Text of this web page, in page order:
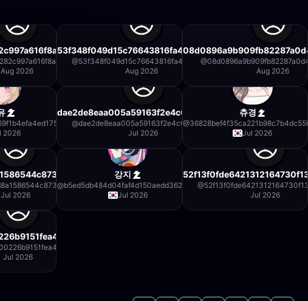
Aug 2026
53f348f049d15c76643816fa49acfee6
@53f348f049d15c76643816fa49acfee6
Aug 2026
@
Aug 2026
2026
dae2de8eaa005a59163f2e4c045e1aa1
@dae2de8eaa005a59163f2e4c045e1aa1
Jul 2026
츄경
@
Jul 2026
Jul 2026
강지
@b5ed5db484d04faf4d150aedd362f34b
Jul 2026
@
Jul 2026
Jul 2026